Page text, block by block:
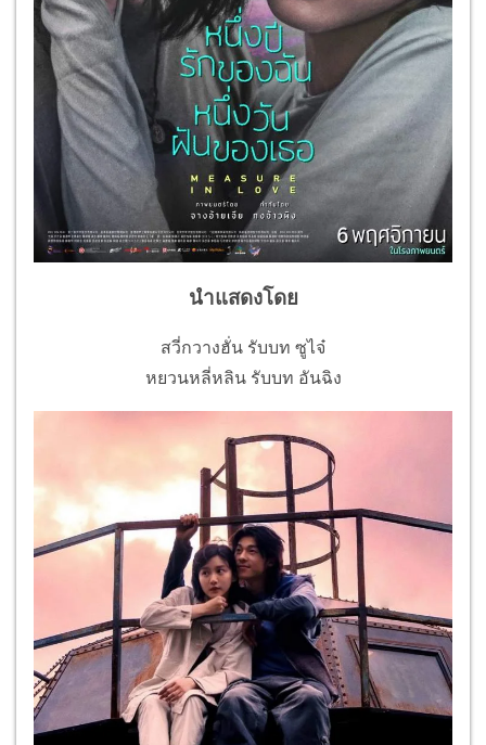
นำแสดงโดย
สวี่กวางฮั่น รับบท ซูไจ๋
หยวนหลี่หลิน รับบท อันฉิง